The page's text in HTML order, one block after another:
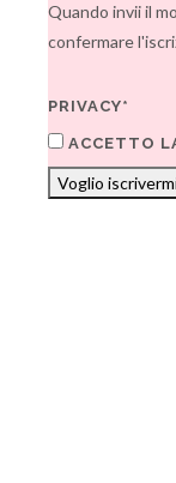
Quando invii il
confermare
PRIVACY*
ACCETTO
Voglio